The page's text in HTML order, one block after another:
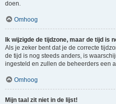
doen.
Omhoog
Ik wijzigde de tijdzone, maar de tijd is
Als je zeker bent dat je de correcte
de tijd is nog steeds anders, is
ingesteld en zullen de beheerders een
Omhoog
Mijn taal zit niet in de lijst!